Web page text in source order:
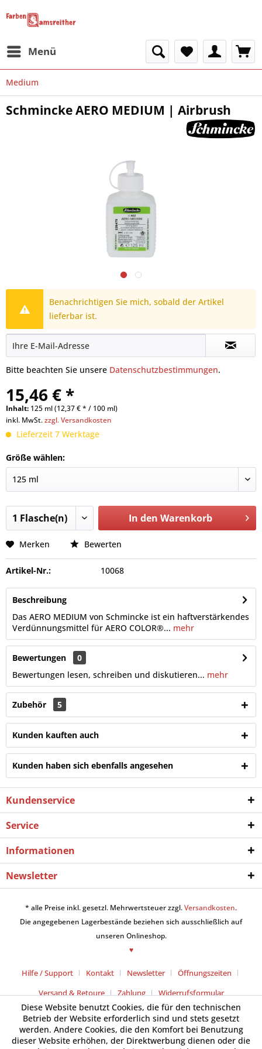
Menü
Medium
Schmincke AERO MEDIUM | Airbrush
Benachrichtigen Sie mich, sobald der Artikel
lieferbar ist.
Bitte beachten Sie unsere Datenschutzbestimmungen.
15,46 € *
Inhalt: 125 ml (12,37 € * / 100 ml)
inkl. MwSt.zzgl. Versandkosten
Lieferzeit 7 Werktage
Größe wählen:
In den Warenkorb
Merken Bewerten
Artikel-Nr.: 10068
Beschreibung
Das AERO MEDIUM von Schmincke ist ein haftverstärkendes
Verdünnungsmittel für AERO COLOR®... mehr
Bewertungen
0
Bewertungen lesen, schreiben und diskutieren... mehr
Zubehör 5
Kunden kauften auch
Kunden haben sich ebenfalls angesehen
Kundenservice
Service
Informationen
Newsletter
* alle Preise inkl. gesetzl. Mehrwertsteuer zzgl.Versandkosten.
Die angegebenen Lagerbestände beziehen sich ausschließlich auf
unseren Onlineshop.
♥
Hilfe / Support Kontakt Newsletter
Öffnungszeiten
Versand & Retoure
Zahlung Widerrufsformular
Diese Website benutzt Cookies, die für den technischen
Betrieb der Website erforderlich sind und stets gesetzt
werden. Andere Cookies, die den Komfort bei Benutzung
dieser Website erhöhen, der Direktwerbung dienen oder die